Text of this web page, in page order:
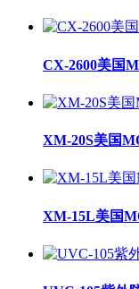
CX-2600美国
XM-20S美国
XM-15L美国